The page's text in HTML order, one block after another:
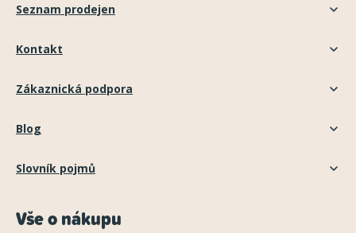
Seznam prodejen
Kontakt
Zákaznická podpora
Blog
Slovník pojmů
Vše o nákupu